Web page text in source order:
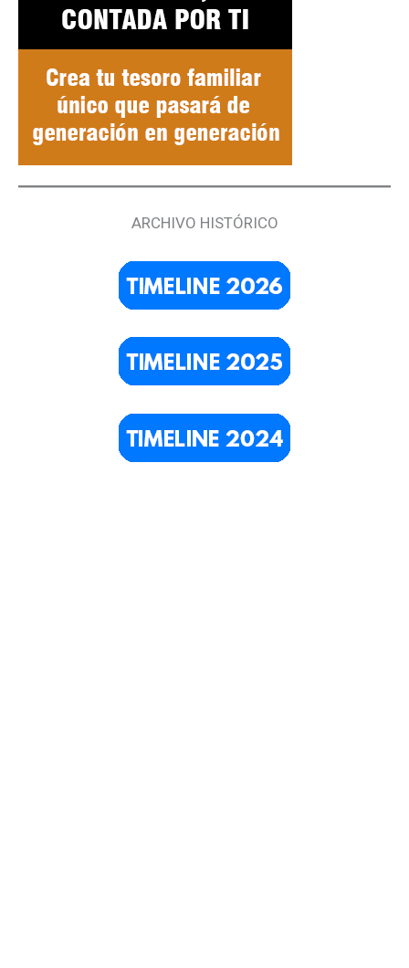
ARCHIVO HISTÓRICO